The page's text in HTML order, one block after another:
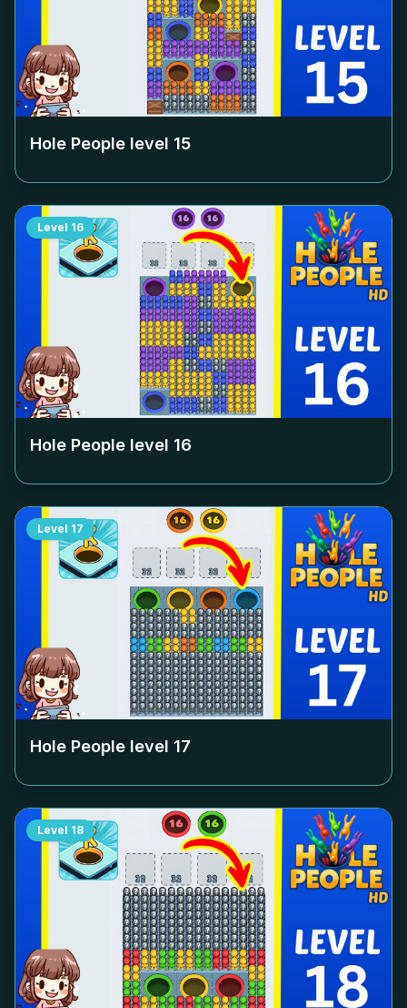
Hole People level 15
Level 16
Hole People level 16
Level 17
Hole People level 17
Level 18